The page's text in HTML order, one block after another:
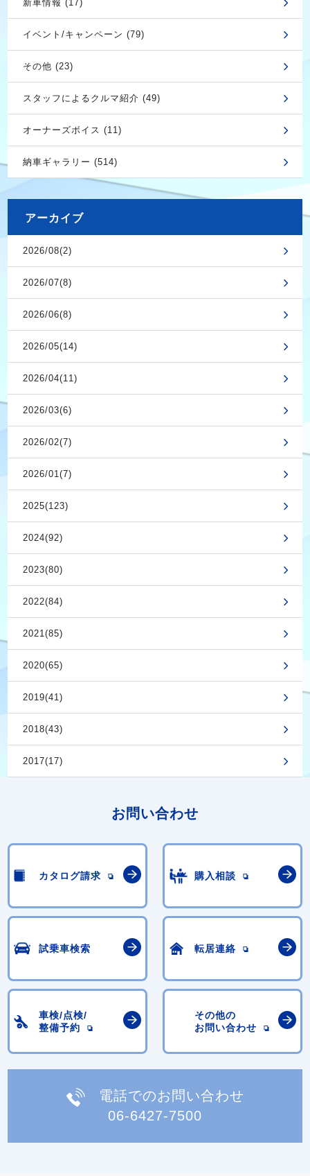
新車情報 (17)
イベント/キャンペーン (79)
その他 (23)
スタッフによるクルマ紹介 (49)
オーナーズボイス (11)
納車ギャラリー (514)
アーカイブ
2026/08(2)
2026/07(8)
2026/06(8)
2026/05(14)
2026/04(11)
2026/03(6)
2026/02(7)
2026/01(7)
2025(123)
2024(92)
2023(80)
2022(84)
2021(85)
2020(65)
2019(41)
2018(43)
2017(17)
お問い合わせ
カタログ請求 購入相談
試乗車検索 転居連絡
車検/点検/
整備予約
その他の
お問い合わせ
電話でのお問い合わせ
06-6427-7500